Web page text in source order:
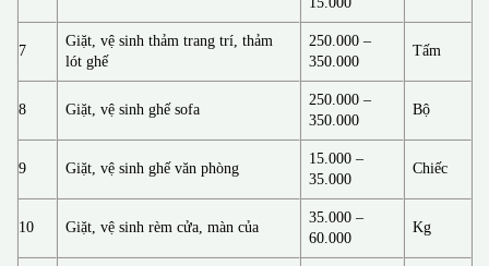
7
Giặt, vệ sinh thảm trang trí, thảm
lót ghế
250.000 –
350.000
Tấm
8 Giặt, vệ sinh ghế sofa
250.000 –
350.000
Bộ
9 Giặt, vệ sinh ghế văn phòng
15.000 –
35.000
Chiếc
10 Giặt, vệ sinh rèm cửa, màn của
35.000 –
60.000
Kg